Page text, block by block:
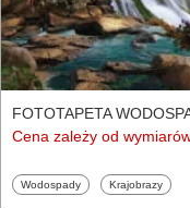
FOTOTAPETA
Cena zależy od
Fototapety
Wodospady Fototapety
Krajobrazy